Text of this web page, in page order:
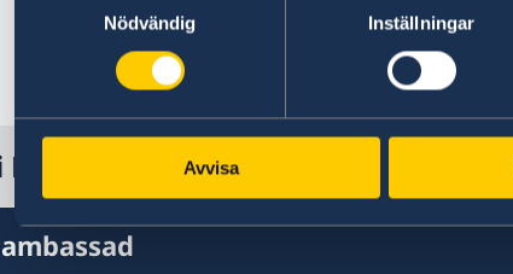
Nödvändig
Inställningar
Avvisa
Nordkorea, Pyongyang